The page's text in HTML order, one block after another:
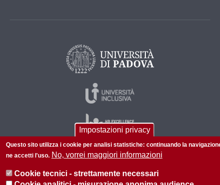
Impostazioni privacy
Questo sito utilizza i cookie per analisi statistiche: continuando la
ne accetti l'uso. No, vorrei maggiori informazioni
Cookie tecnici - strettamente necessari